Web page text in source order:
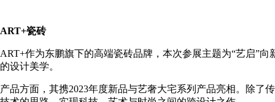
ART+瓷砖
ART+作为东鹏旗下的高端瓷砖品牌，本次参展主题为“艺启”
的设计美学。
产品方面，其携2023年度新品与艺奢大宅系列产品亮相。除了